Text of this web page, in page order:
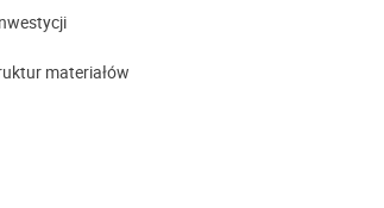
materiałów